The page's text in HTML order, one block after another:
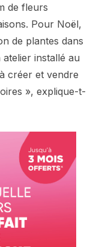
de fleurs
Pour Noël,
de plantes dans
atelier installé au
créer et vendre
», explique-t-